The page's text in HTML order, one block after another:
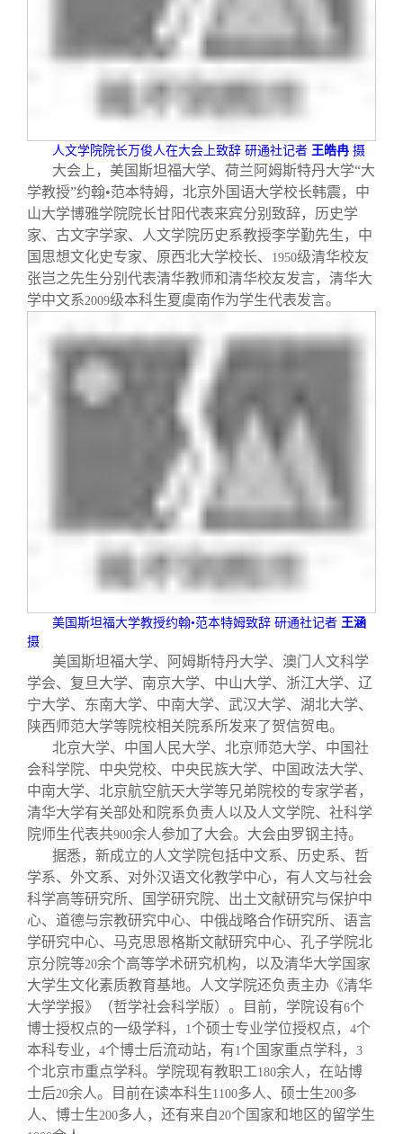
人文学院院长万俊人在大会上致辞 研通社记者 王皓冉 摄
大会上，美国斯坦福大学、荷兰阿姆斯特丹大学“大
学教授”约翰•范本特姆，北京外国语大学校长韩震，中
山大学博雅学院院长甘阳代表来宾分别致辞，历史学
家、古文字学家、人文学院历史系教授李学勤先生，中
国思想文化史专家、原西北大学校长、
1950级清华校友
张岂之先生分别代表清华教师和清华校友发言，清华大
学中文系2009级本科生夏虞南作为学生代表发言。
美国斯坦福大学教授约翰•范本特姆致辞 研通社记者 王涵
摄
美国斯坦福大学、阿姆斯特丹大学、澳门人文科学
学会、复旦大学、南京大学、中山大学、浙江大学、辽
宁大学、东南大学、中南大学、武汉大学、湖北大学、
陕西师范大学等院校相关院系所发来了贺信贺电。
北京大学、中国人民大学、北京师范大学、中国社
会科学院、中央党校、中央民族大学、中国政法大学、
中南大学、北京航空航天大学等兄弟院校的专家学者，
清华大学有关部处和院系负责人以及人文学院、社科学
院师生代表共900余人参加了大会。大会由罗钢主持。
据悉，新成立的人文学院包括中文系、历史系、哲
学系、外文系、对外汉语文化教学中心，有人文与社会
科学高等研究所、国学研究院、出土文献研究与保护中
心、道德与宗教研究中心、中俄战略合作研究所、语言
学研究中心、马克思恩格斯文献研究中心、孔子学院北
京分院等20余个高等学术研究机构，以及清华大学国家
大学生文化素质教育基地。人文学院还负责主办《清华
大学学报》（哲学社会科学版）。目前，学院设有6个
博士授权点的一级学科，
1个硕士专业学位授权点， 4个
本科专业， 4个博士后流动站，有1个国家重点学科， 3
个北京市重点学科。学院现有教职工180余人，在站博
士后20余人。目前在读本科生1100多人、硕士生200多
人、博士生200多人，还有来自20个国家和地区的留学生